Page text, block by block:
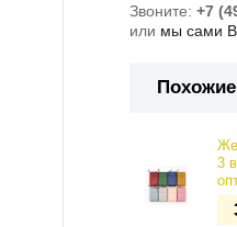
Звоните: +7
или мы сами
3